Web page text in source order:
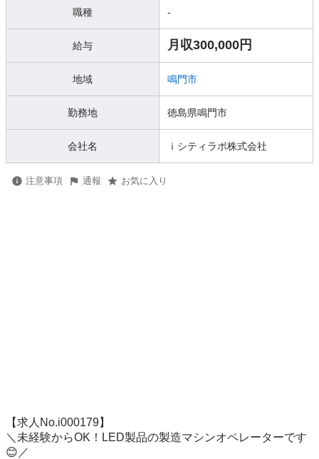
職種 -
給与 月収300,000円
地域 鳴門市
勤務地 徳島県鳴門市
会社名 ｉシティラボ株式会社
注意事項 通報 お気に入り
【求人No.i000179】
＼未経験からOK！LED製品の製造マシンオペレーターです
😊／